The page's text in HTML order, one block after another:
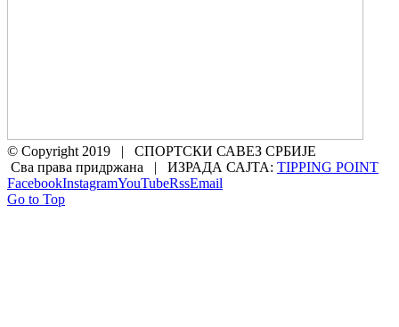
© Copyright 2019 | СПОРТСКИ САВЕЗ СРБИЈЕ
Сва права придржана | ИЗРАДА САЈТА: TIPPING POINT
FacebookInstagramYouTubeRssEmail
Go to Top